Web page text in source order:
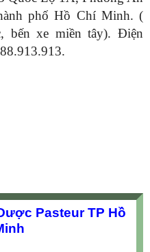
phố Hồ Chí Minh. (
bến xe miền tây). Điện
Pasteur TP Hồ